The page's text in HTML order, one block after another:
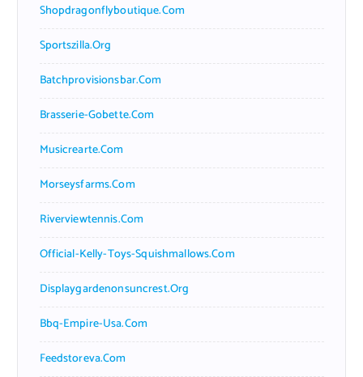
Shopdragonflyboutique.com
Sportszilla.org
Batchprovisionsbar.com
Brasserie-Gobette.com
Musicrearte.com
Morseysfarms.com
Riverviewtennis.com
Official-Kelly-Toys-Squishmallows.com
Displaygardenonsuncrest.org
Bbq-Empire-Usa.com
Feedstoreva.com